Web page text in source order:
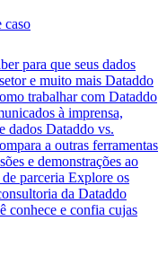
caso
para que seus dados
e muito mais Dataddo
trabalhar com Dataddo
à imprensa,
dados Dataddo vs.
a outras ferramentas
e demonstrações ao
parceria Explore os
da Dataddo
conhece e confia cujas